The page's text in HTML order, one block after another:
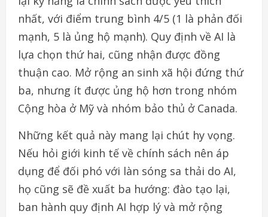
nhất, với điểm trung bình 4/5 (1 là phản đối
mạnh, 5 là ủng hộ mạnh). Quy định về AI là
lựa chọn thứ hai, cũng nhận được đồng
thuận cao. Mở rộng an sinh xã hội đứng thứ
ba, nhưng ít được ủng hộ hơn trong nhóm
Cộng hòa ở Mỹ và nhóm bảo thủ ở Canada.
Những kết quả này mang lại chút hy vọng.
Nếu hỏi giới kinh tế về chính sách nên áp
dụng để đối phó với làn sóng sa thải do AI,
họ cũng sẽ đề xuất ba hướng: đào tạo lại,
ban hành quy định AI hợp lý và mở rộng